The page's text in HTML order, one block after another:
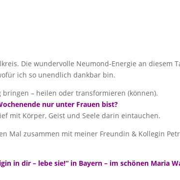
Die wundervolle Neumond-Energie an diesem
ich so unendlich dankbar bin.
bringen – heilen oder transformieren (können).
nur unter Frauen bist?
mit Körper, Geist und Seele darin eintauchen.
Mal zusammen mit meiner Freundin & Kollegin
in dir – lebe sie!“ in Bayern – im schönen Maria